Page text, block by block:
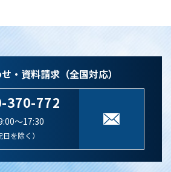
・資料請求（全国対応）
370-772
～17:30
日を除く）